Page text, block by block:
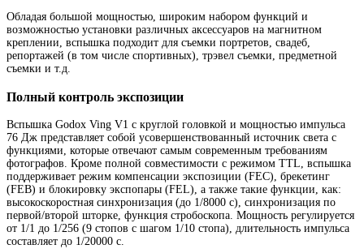
Обладая большой мощностью, широким набором функций и
возможностью установки различных аксессуаров на магнитном
креплении, вспышка подходит для съемки портретов, свадеб,
репортажей (в том числе спортивных), трэвел съемки, предметной
съемки и т.д.
Полный контроль экспозиции
Вспышка Godox Ving V1 с круглой головкой и мощностью импульса
76 Дж представляет собой усовершенствованный источник света с
функциями, которые отвечают самым современным требованиям
фотографов. Кроме полной совместимости с режимом TTL, вспышка
поддерживает режим компенсации экспозиции (FEC), брекетинг
(FEB) и блокировку экспопары (FEL), а также такие функции, как:
высокоскоростная синхронизация (до 1/8000 с), синхронизация по
первой/второй шторке, функция стробоскопа. Мощность регулируется
от 1/1 до 1/256 (9 стопов с шагом 1/10 стопа), длительность импульса
составляет до 1/20000 с.